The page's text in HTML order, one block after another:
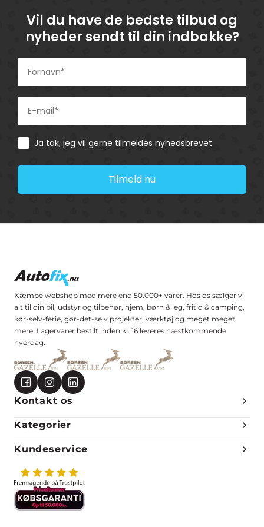
Vil du have de bedste tilbud og
nyheder sendt til din indbakke?
Consent
Ja tak, jeg vil gerne tilmeldes nyhedsbrevet
Tilmeld nu
Kæmpe webshop med mere end 50.000+ varer. Hos os sælger vi
alt til din bil, udstyr og tilbehør, hjem, børn & leg, fritid & camping,
kør-selv-ferie, gør-det-selv projekter, værktøj og meget meget
mere. Lagervarer bestilt inden kl. 16 leveres næstkommende
hverdag.
Kontakt os
Kategorier
Kundeservice